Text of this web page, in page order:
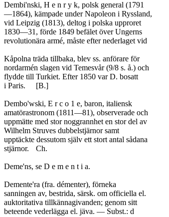
Dembi'nski, H e n r y k, polsk general (1791
—1864), kämpade under Napoleon i Ryssland,
vid Leipzig (1813), deltog i polska upproret
1830—31, förde 1849 befälet över Ungerns
revolutionära armé, måste efter nederlaget vid
Kåpolna träda tillbaka, blev ss. anförare för
nordarmén slagen vid Temesvår (9/8 s. å.) och
flydde till Turkiet. Efter 1850 var D. bosatt
i Paris.	[B.]
Dembo'wski, E r c o 1 e, baron, italiensk
amatörastronom (1811—81), observerade och
uppmätte med stor noggrannhet en stor del av
Wilhelm Struves dubbelstjärnor samt
upptäckte dessutom själv ett stort antal sådana
stjärnor.	Ch.
Deme'ns, se D e m e n t i a.
Demente'ra (fra. démenter), förneka
sanningen av, bestrida, särsk. om officiella el.
auktoritativa tillkännagivanden; genom sitt
beteende vederlägga el. jäva. — Subst.: d